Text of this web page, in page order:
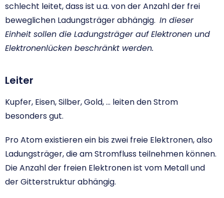
schlecht leitet, dass ist u.a. von der Anzahl der frei
beweglichen Ladungsträger abhängig. In dieser
Einheit sollen die Ladungsträger auf Elektronen und
Elektronenlücken beschränkt werden.
Leiter
Kupfer, Eisen, Silber, Gold, … leiten den Strom
besonders gut.
Pro Atom existieren ein bis zwei freie Elektronen, also
Ladungsträger, die am Stromfluss teilnehmen können.
Die Anzahl der freien Elektronen ist vom Metall und
der Gitterstruktur abhängig.